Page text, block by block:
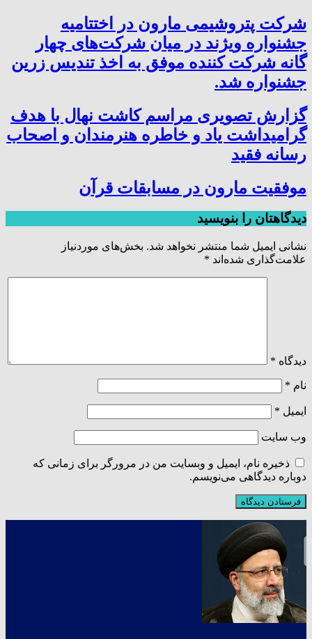
شرکت پتروشیمی مارون در اختتامیه
جشنواره ویژند در میان شرکت‌های چهار
گانه شرکت کننده موفق به اخذ تندیس زرین
جشنواره شد.
گزارش تصویری مراسم کاشت نهال با هدف
گرامیداشت یاد و خاطره هنرمندان و اصحاب
رسانه فقید
موفقیت مارون در مسابقات قرآن
دیدگاهتان را بنویسید
نشانی ایمیل شما منتشر نخواهد شد. بخش‌های موردنیاز
علامت‌گذاری شده‌اند *
دیدگاه *
نام *
ایمیل *
وب‌ سایت
ذخیره نام، ایمیل و وبسایت من در مرورگر برای زمانی که
دوباره دیدگاهی می‌نویسم.